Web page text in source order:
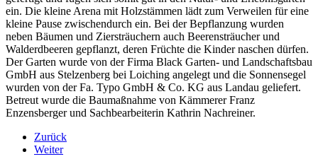
ein. Die kleine Arena mit Holzstämmen lädt zum Verweilen für eine
kleine Pause zwischendurch ein. Bei der Bepflanzung wurden
neben Bäumen und Ziersträuchern auch Beerensträucher und
Walderdbeeren gepflanzt, deren Früchte die Kinder naschen dürfen.
Der Garten wurde von der Firma Black Garten- und Landschaftsbau
GmbH aus Stelzenberg bei Loiching angelegt und die Sonnensegel
wurden von der Fa. Typo GmbH & Co. KG aus Landau geliefert.
Betreut wurde die Baumaßnahme von Kämmerer Franz
Enzensberger und Sachbearbeiterin Kathrin Nachreiner.
Zurück
Weiter